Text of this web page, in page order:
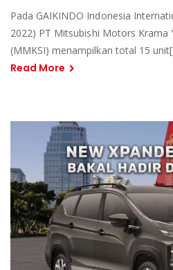
Pada GAIKINDO Indonesia
2022) PT Mitsubishi Motors Krama
(MMKSI) menampilkan total 15
Read More